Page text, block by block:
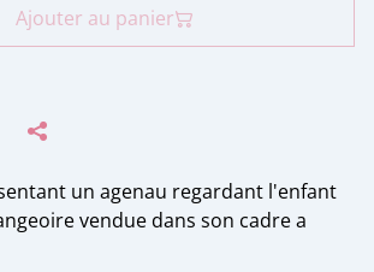
Ajouter au panier
un agenau regardant l'enfant
vendue dans son cadre a